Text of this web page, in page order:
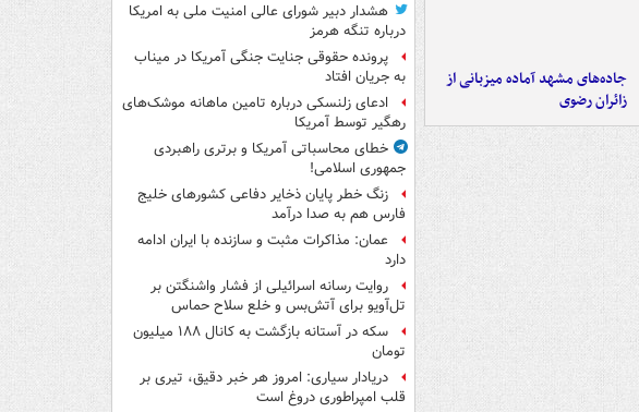
جاده‌های مشهد آماده میزبانی از
زائران رضوی
هشدار دبیر شورای عالی امنیت ملی به امریکا
درباره تنگه هرمز
پرونده حقوقی جنایت جنگی آمریکا در میناب
به جریان افتاد
ادعای زلنسکی درباره تامین ماهانه موشک‌های
رهگیر توسط آمریکا
خطای محاسباتی آمریکا و برتری راهبردی
جمهوری اسلامی!
زنگ خطر پایان ذخایر دفاعی کشورهای خلیج
فارس هم به صدا درآمد
عمان: مذاکرات مثبت و سازنده با ایران ادامه
دارد
روایت رسانه اسرائیلی از فشار واشنگتن بر
تل‌آویو برای آتش‌بس و خلع سلاح حماس
سکه در آستانه بازگشت به کانال ۱۸۸ میلیون
تومان
دریادار سیاری: امروز هر خبر دقیق، تیری بر
قلب امپراطوری دروغ است